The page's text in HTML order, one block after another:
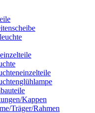
Kappen
Träger/Rahmen